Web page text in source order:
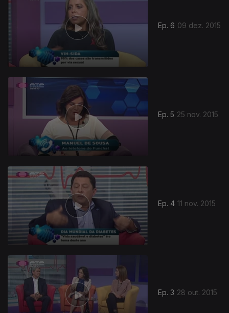
Ep. 6 09 dez. 2015
Ep. 5 25 nov. 2015
Ep. 4 11 nov. 2015
Ep. 3 28 out. 2015